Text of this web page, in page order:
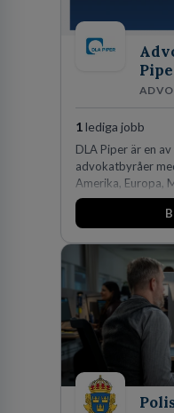
1lediga jobb
DLA Piper är en
advokatbyråer
Amerika, Europa,
och Oceanien. Vi
affärsjuridikens
fler än 450
Köpenhamn,
på DLA Piper
effektiv och
expertis. På vårt
vi idag drygt 240